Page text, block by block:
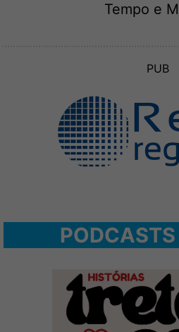
Tempo e
PUB
PODCASTS